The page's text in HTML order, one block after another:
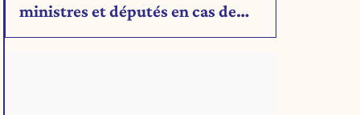
ministres et députés en cas de
déficit budgétaire